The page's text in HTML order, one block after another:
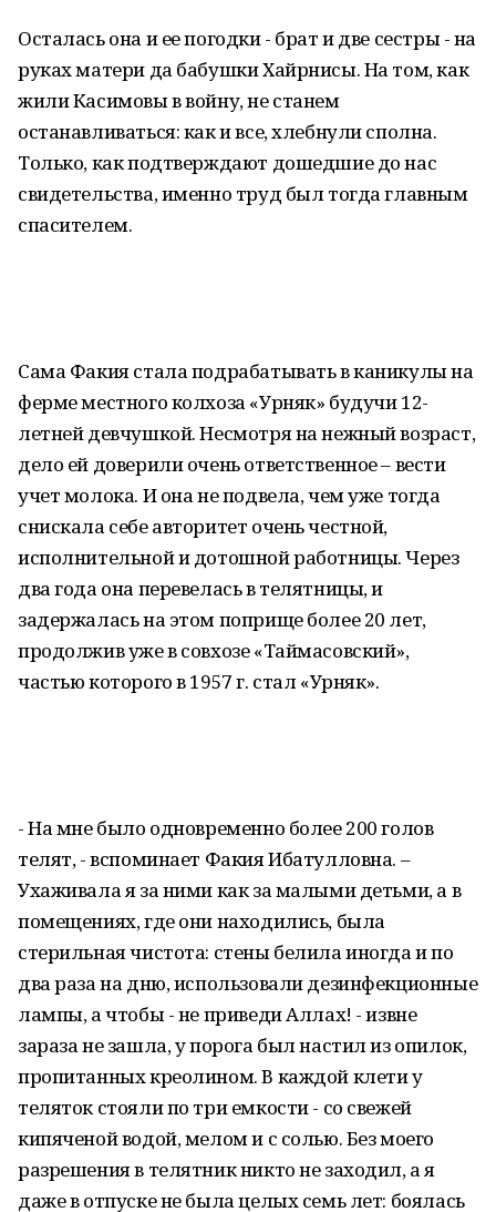
Осталась она и ее погодки - брат и две сестры - на
руках матери да бабушки Хайрнисы. На том, как
жили Касимовы в войну, не станем
останавливаться: как и все, хлебнули сполна.
Только, как подтверждают дошедшие до нас
свидетельства, именно труд был тогда главным
спасителем.
Сама Факия стала подрабатывать в каникулы на
ферме местного колхоза «Урняк» будучи 12-
летней девчушкой. Несмотря на нежный возраст,
дело ей доверили очень ответственное – вести
учет молока. И она не подвела, чем уже тогда
снискала себе авторитет очень честной,
исполнительной и дотошной работницы. Через
два года она перевелась в телятницы, и
задержалась на этом поприще более 20 лет,
продолжив уже в совхозе «Таймасовский»,
частью которого в 1957 г. стал «Урняк».
- На мне было одновременно более 200 голов
телят, - вспоминает Факия Ибатулловна. –
Ухаживала я за ними как за малыми детьми, а в
помещениях, где они находились, была
стерильная чистота: стены белила иногда и по
два раза на дню, использовали дезинфекционные
лампы, а чтобы - не приведи Аллах! - извне
зараза не зашла, у порога был настил из опилок,
пропитанных креолином. В каждой клети у
теляток стояли по три емкости - со свежей
кипяченой водой, мелом и с солью. Без моего
разрешения в телятник никто не заходил, а я
даже в отпуске не была целых семь лет: боялась